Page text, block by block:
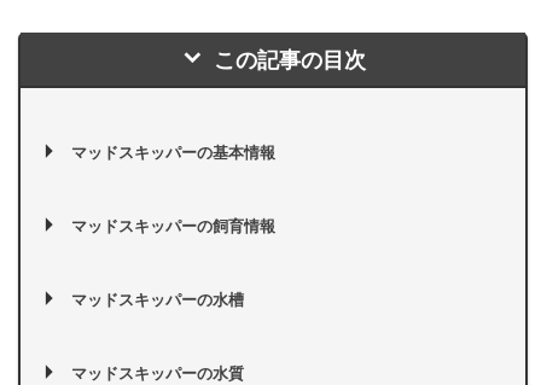
この記事の目次
マッドスキッパーの基本情報
マッドスキッパーの飼育情報
マッドスキッパーの水槽
マッドスキッパーの水質